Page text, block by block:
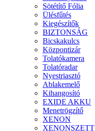
Sötétítő Fólia
Ülésfűtés
Kiegészítők
BIZTONSÁG
Bicskakulcs
Központizár
Tolatókamera
Tolatóradar
Nyestriasztó
Ablakemelő
Kihangosító
EXIDE AKKU
Menetrögzítő
XENON
XENONSZETT